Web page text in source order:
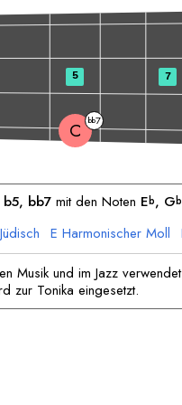
C bb7
5 7
bb7mit den Noten Eb, Gb
Jüdisch E Harmonischer Moll
Harmonischer Moll B Jüdisch
Musik und im Jazz
zur Tonika eingesetzt.